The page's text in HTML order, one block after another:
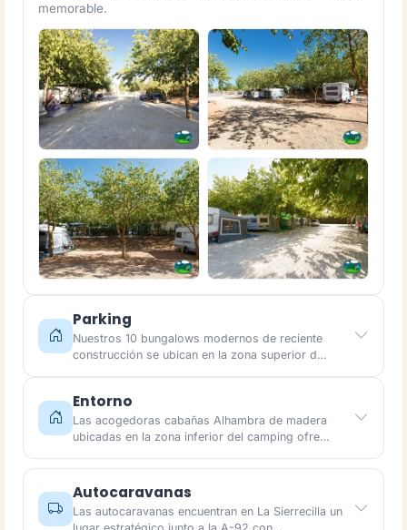
memorable.
Parking
Nuestros 10 bungalows modernos de reciente
construcción se ubican en la zona superior d…
Entorno
Las acogedoras cabañas Alhambra de madera
ubicadas en la zona inferior del camping ofre…
Autocaravanas
Las autocaravanas encuentran en La Sierrecilla un